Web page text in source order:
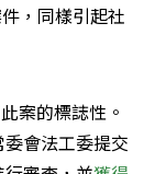
，同樣引起社
案的標誌性。
會法工委提交